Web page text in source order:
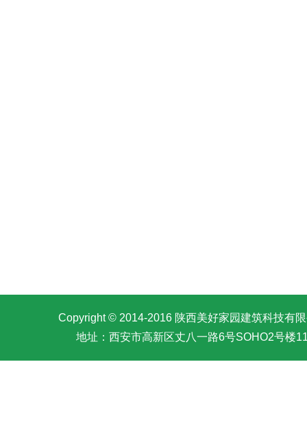
Copyright © 2014-2016 陕西美好家园建筑科技有
地址：西安市高新区丈八一路6号SOHO2号